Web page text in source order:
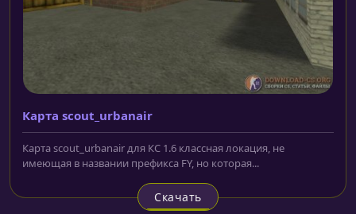
Карта scout_urbanair
Карта scout_urbanair для КС 1.6 классная локация, не
имеющая в названии префикса FY, но которая...
Скачать